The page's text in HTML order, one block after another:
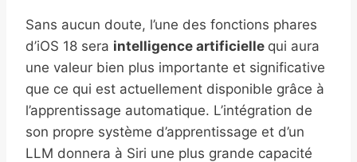
Sans aucun doute, l’une des fonctions phares
d’iOS 18 sera intelligence artificielle qui aura
une valeur bien plus importante et significative
que ce qui est actuellement disponible grâce à
l’apprentissage automatique. L’intégration de
son propre système d’apprentissage et d’un
LLM donnera à Siri une plus grande capacité